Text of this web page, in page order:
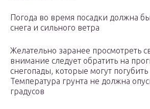
Погода во время посадки должна
снега и сильного ветра
Желательно заранее просмотреть
внимание следует обратить на
снегопады, которые могут
Температура грунта не должна
градусов